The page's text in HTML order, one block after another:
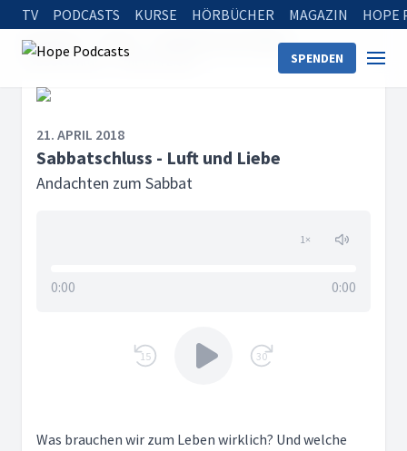
TV PODCASTS KURSE HÖRBÜCHER MAGAZIN HOPE
SPENDEN
Startseite
Andachten zum Sabbat
Sabbatschluss - Luft und Liebe
21. APRIL 2018
Sabbatschluss - Luft und Liebe
Andachten zum Sabbat
1×
0:00 0:00
15 30
Was brauchen wir zum Leben wirklich? Und welche